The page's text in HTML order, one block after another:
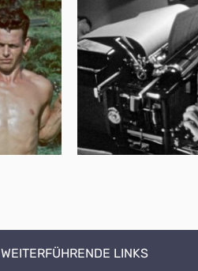
WEITERFÜHRENDE LINKS